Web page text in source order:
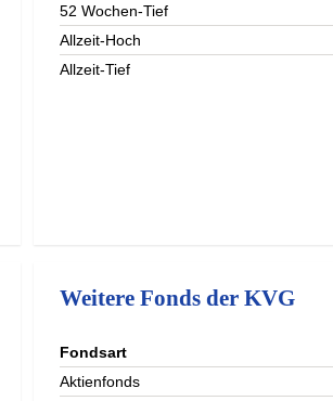
52 Wochen-Tief
Allzeit-Hoch
Allzeit-Tief
herunterladen
herunterladen
Weitere Fonds der KVG
Fondsart
Aktienfonds